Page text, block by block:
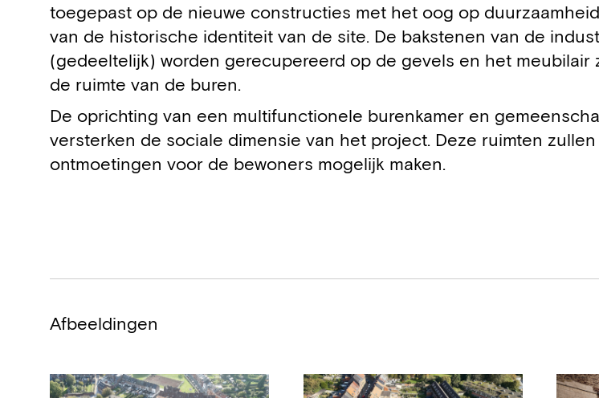
toegepast op de nieuwe constructies met het oog op
van de historische identiteit van de site. De bakstenen van de
(gedeeltelijk) worden gerecupereerd op de gevels en het meubilair
de ruimte van de buren.
De oprichting van een multifunctionele burenkamer en
versterken de sociale dimensie van het project. Deze ruimten
ontmoetingen voor de bewoners mogelijk maken.
Afbeeldingen